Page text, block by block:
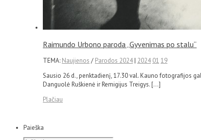
Raimundo Urbono paroda „Gyvenimas po stalu“
TEMA: Naujienos / Parodos 2024| 2024 01 19
Sausio 26 d., penktadienį, 17.30 val. Kauno fotografijos
Danguolė Ruškienė ir Remigijus Treigys. […]
Plačiau
Paieška